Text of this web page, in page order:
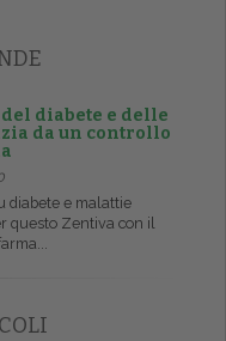
diabete e delle
da un controllo
diabete e malattie
questo Zentiva con il